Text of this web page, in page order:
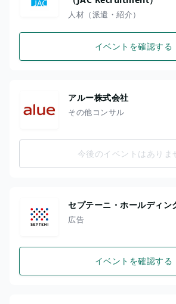
人材（派遣・紹介）
イベントを確認する
アルー株式会社
その他コンサル
今後のイベントはありま
セプテーニ・ホールディン
広告
イベントを確認する